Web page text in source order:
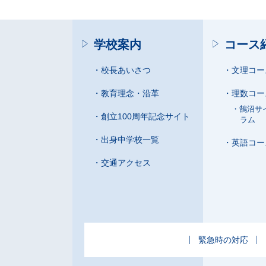
学校案内
校長あいさつ
教育理念・沿革
創立100周年記念サイト
出身中学校一覧
交通アクセス
コース
文理コ
理数コ
鵠沼サ
ラム
英語コ
緊急時の対応